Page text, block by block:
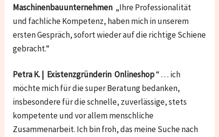
Maschinenbauunternehmen „Ihre Professionalität
und fachliche Kompetenz, haben mich in unserem
ersten Gespräch, sofort wieder auf die richtige Schiene
gebracht.“
Petra K. | Existenzgründerin Onlineshop“ … ich
möchte mich für die super Beratung bedanken,
insbesondere für die schnelle, zuverlässige, stets
kompetente und vor allem menschliche
Zusammenarbeit. Ich bin froh, das meine Suche nach